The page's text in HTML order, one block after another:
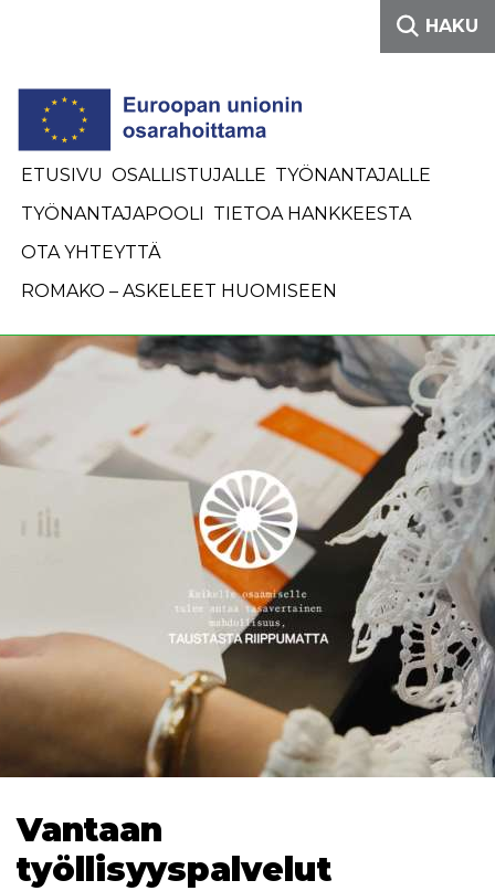
HAKU
ETUSIVU OSALLISTUJALLE TYÖNANTAJALLE
TYÖNANTAJAPOOLI TIETOA HANKKEESTA
OTA YHTEYTTÄ
ROMAKO – ASKELEET HUOMISEEN
Vantaan
työllisyyspalvelut